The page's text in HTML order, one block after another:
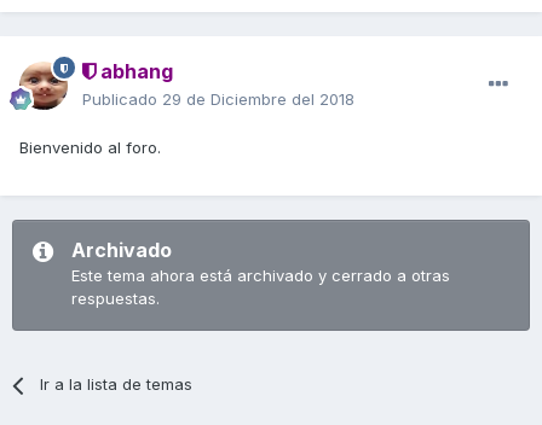
abhang
Publicado 29 de Diciembre del 2018
Bienvenido al foro.
Archivado
Este tema ahora está archivado y cerrado a otras
respuestas.
Ir a la lista de temas